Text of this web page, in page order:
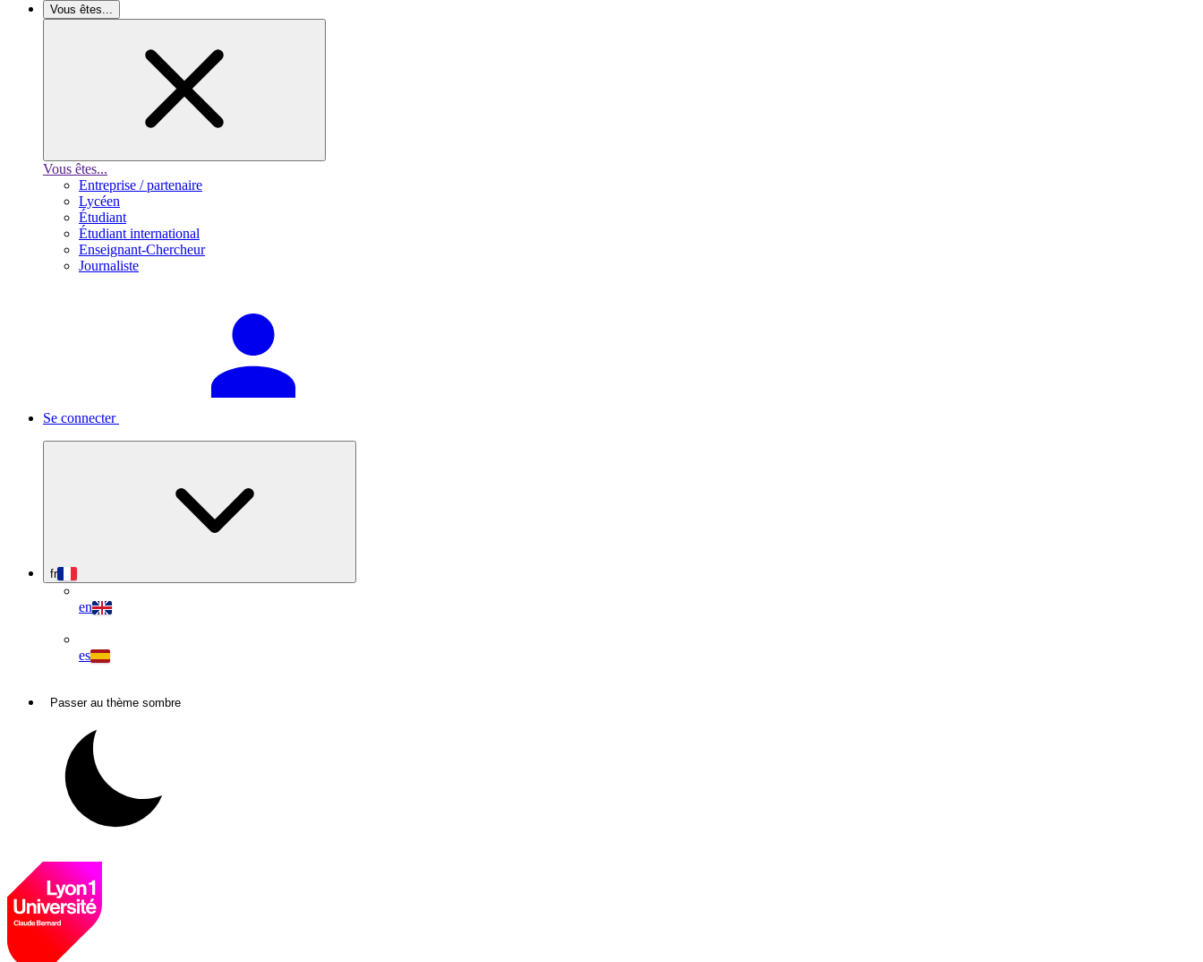
Vous êtes...
Vous êtes...
Entreprise / partenaire
Lycéen
Étudiant
Étudiant international
Enseignant-Chercheur
Journaliste
Se connecter
fr
en
es
Passer au thème sombre